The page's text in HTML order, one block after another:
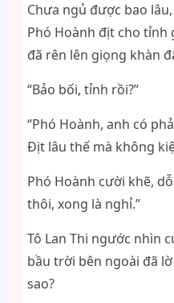
Chưa ngủ được bao
Phó Hoành địt cho tỉnh
đã rên lên giọng khàn
“Bảo bối, tỉnh rồi?”
“Phó Hoành, anh có
Địt lâu thế mà không
Phó Hoành cười khẽ,
thôi, xong là nghỉ.”
Tô Lan Thi ngước nhìn
bầu trời bên ngoài đã
sao?